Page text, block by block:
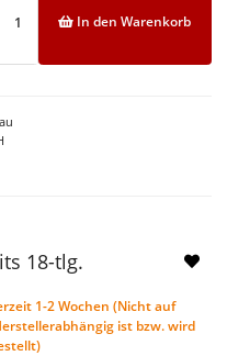
In den Warenkorb
18-tlg.
1-2 Wochen (Nicht auf
ist bzw. wird